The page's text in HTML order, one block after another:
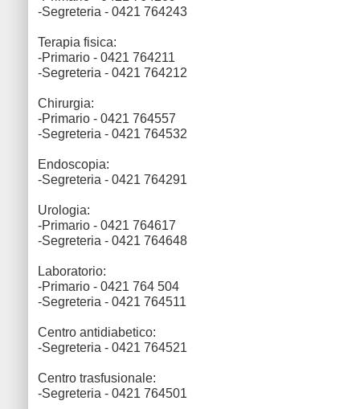
-Segreteria - 0421 764243
Terapia fisica:
-Primario - 0421 764211
-Segreteria - 0421 764212
Chirurgia:
-Primario - 0421 764557
-Segreteria - 0421 764532
Endoscopia:
-Segreteria - 0421 764291
Urologia:
-Primario - 0421 764617
-Segreteria - 0421 764648
Laboratorio:
-Primario - 0421 764 504
-Segreteria - 0421 764511
Centro antidiabetico:
-Segreteria - 0421 764521
Centro trasfusionale:
-Segreteria - 0421 764501